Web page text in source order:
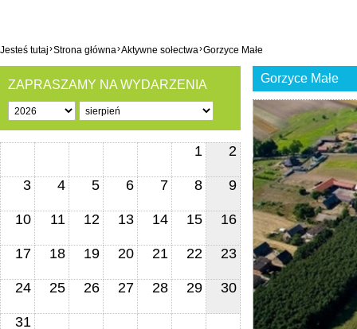
Jesteś tutaj›Strona główna›Aktywne sołectwa›Gorzyce Małe
ZAPRASZAMY NA WYDARZENIA
1 2
3 4 5 6 7 8 9
10 11 12 13 14 15 16
17 18 19 20 21 22 23
24 25 26 27 28 29 30
31
Gorzyce Małe